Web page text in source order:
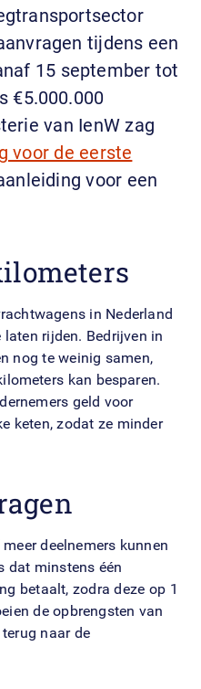
tijdens een
15 september tot
€5.000.000
van IenW zag
voor de eerste
voor een
in Nederland
rijden. Bedrijven in
nog te weinig samen,
kan besparen.
geld voor
keten, zodat ze minder
deelnemers kunnen
dat minstens één
betaalt, zodra deze op 1
de opbrengsten van
naar de